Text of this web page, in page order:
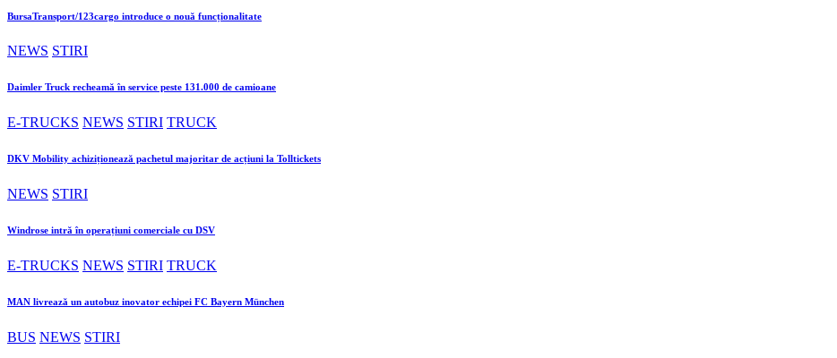
BursaTransport/123cargo introduce o nouă funcționalitate
NEWS STIRI
Daimler Truck recheamă în service peste 131.000 de camioane
E-TRUCKS NEWS STIRI TRUCK
DKV Mobility achiziționează pachetul majoritar de acțiuni la Tolltickets
NEWS STIRI
Windrose intră în operațiuni comerciale cu DSV
E-TRUCKS NEWS STIRI TRUCK
MAN livrează un autobuz inovator echipei FC Bayern München
BUS NEWS STIRI